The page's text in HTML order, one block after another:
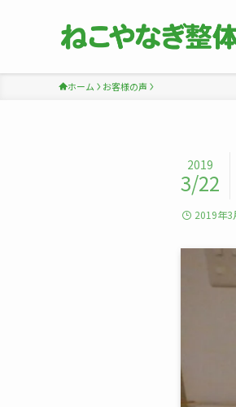
ホーム お客様の声
2019
3/22
2019年3